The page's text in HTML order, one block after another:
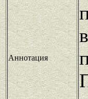
Аннотация